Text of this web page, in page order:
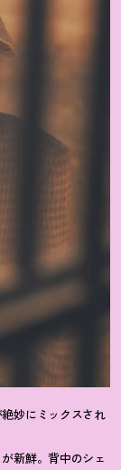
妙にミックスされ
新鮮。背中のシェ